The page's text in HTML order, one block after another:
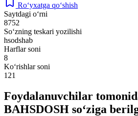
Ro‘yxatga qo‘shish
Saytdagi o‘rni
8752
So‘zning teskari yozilishi
hsodshab
Harflar soni
8
Ko‘rishlar soni
121
Foydalanuvchilar
BAHSDOSH so‘ziga